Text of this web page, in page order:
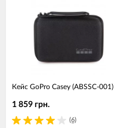
Кейс GoPro Casey (ABSSC-001)
(6)
1 859 грн.